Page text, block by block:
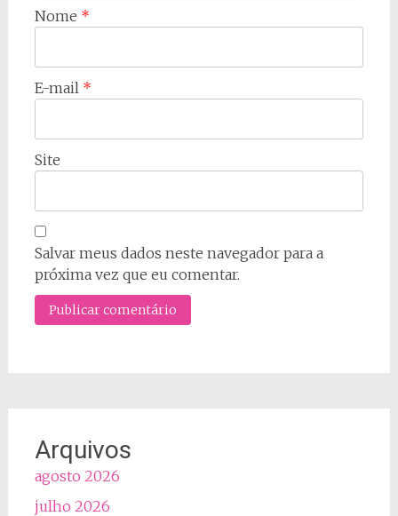
Nome *
E-mail *
Site
Salvar meus dados neste navegador para a
próxima vez que eu comentar.
Arquivos
agosto 2026
julho 2026